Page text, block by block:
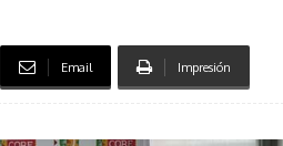
Email Impresión